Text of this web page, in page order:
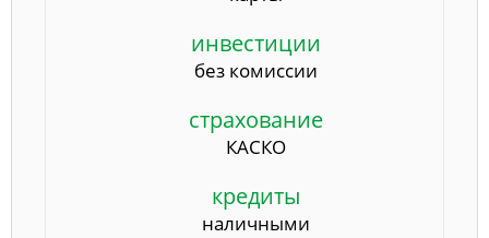
инвестиции
без комиссии
страхование
КАСКО
кредиты
наличными